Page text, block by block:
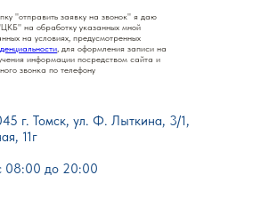
г. Томск, ул. Ф. Лыткина, 3/1,
11г
08:00 до 20:00
"отправить заявку на звонок" я даю
на обработку указанных мной
на условиях, предусмотренных
, для оформления записи на
информации посредством сайта и
звонка по телефону